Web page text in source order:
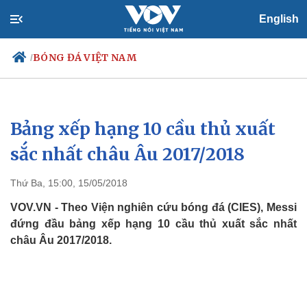
English
/BÓNG ĐÁ VIỆT NAM
Chính trị
Đảng
Tổ chức nhân sự
Nhận diện sự thật
Xã hội
Tin 24h
Dự báo thời tiết
Việc làm
Biển đảo
Bảng xếp hạng 10 cầu thủ xuất
sắc nhất châu Âu 2017/2018
Thứ Ba, 15:00, 15/05/2018
VOV.VN - Theo Viện nghiên cứu bóng đá (CIES), Messi
đứng đầu bảng xếp hạng 10 cầu thủ xuất sắc nhất
châu Âu 2017/2018.